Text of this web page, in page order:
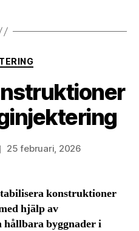
Kategorier
25 februari, 2026
konstruktioner
hjälp av
byggnader i